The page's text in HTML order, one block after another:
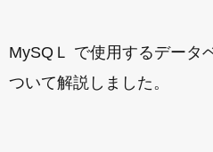
MySQＬ で使用するデータ
ついて解説しました。